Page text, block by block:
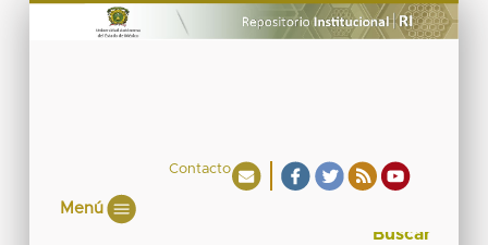
Contacto
Menú
Buscar